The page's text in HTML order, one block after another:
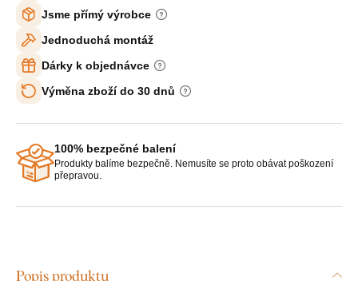
Jsme přímý výrobce
Jednoduchá montáž
Dárky k objednávce
Výměna zboží do 30 dnů
100% bezpečné balení
Produkty balíme bezpečně. Nemusíte se proto obávat poškození
přepravou.
Popis produktu